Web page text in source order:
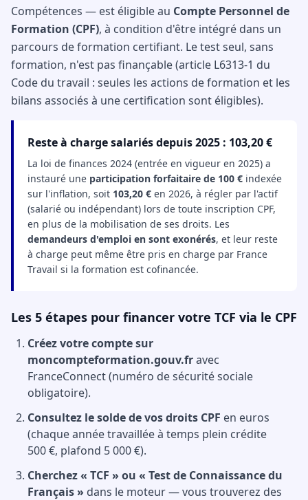
Compétences — est éligible au Compte Personnel de
Formation (CPF), à condition d'être intégré dans un
parcours de formation certifiant. Le test seul, sans
formation, n'est pas finançable (article L6313-1 du
Code du travail : seules les actions de formation et les
bilans associés à une certification sont éligibles).
Reste à charge salariés depuis 2025 : 103,20 €
La loi de finances 2024 (entrée en vigueur en 2025) a
instauré une participation forfaitaire de 100 € indexée
sur l'inflation, soit 103,20 € en 2026, à régler par l'actif
(salarié ou indépendant) lors de toute inscription CPF,
en plus de la mobilisation de ses droits. Les
demandeurs d'emploi en sont exonérés, et leur reste
à charge peut même être pris en charge par France
Travail si la formation est cofinancée.
Les 5 étapes pour financer votre TCF via le CPF
Créez votre compte sur
moncompteformation.gouv.fravec
FranceConnect (numéro de sécurité sociale
obligatoire).
Consultez le solde de vos droits CPF en euros
(chaque année travaillée à temps plein crédite
500 €, plafond 5 000 €).
Cherchez « TCF » ou « Test de Connaissance du
Français » dans le moteur — vous trouverez des